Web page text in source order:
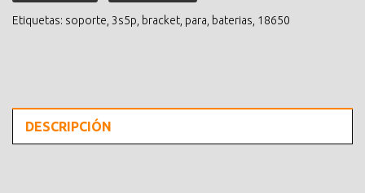
Etiquetas: soporte 3s5p bracket para baterias 18650
DESCRIPCIÓN